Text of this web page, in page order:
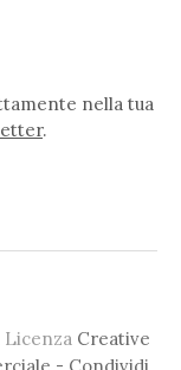
nella tua
.
Creative
- Condividi